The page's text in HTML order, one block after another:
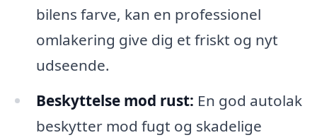
bilens farve, kan en professionel
omlakering give dig et friskt og nyt
udseende.
Beskyttelse mod rust: En god autolak
beskytter mod fugt og skadelige